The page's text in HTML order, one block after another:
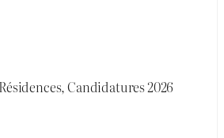
Candidatures 2026